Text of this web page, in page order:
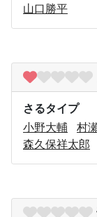
山口勝平
さるタイプ
小野大輔
村
森久保祥太郎